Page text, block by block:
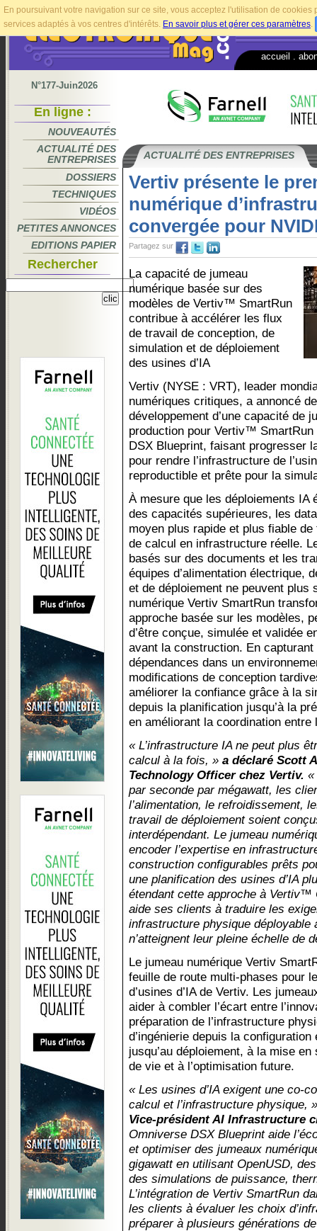
En poursuivant votre navigation sur ce site, vous acceptez l'utilisation de
services adaptés à vos centres d'intérêts. En savoir plus et gérer ces paramètres.
accueil
N°177-Juin2026
En ligne :
NOUVEAUTÉS
ACTUALITÉ DES
ENTREPRISES
DOSSIERS
TECHNIQUES
VIDÉOS
PETITES ANNONCES
EDITIONS PAPIER
Rechercher
ACTUALITÉ DES ENTREPRISES
Vertiv présente le
numérique
convergée pour
Partagez sur
La capacité de jumeau
numérique basée sur des
modèles de Vertiv™ SmartRun
contribue à accélérer les flux
de travail de conception, de
simulation et de déploiement
des usines d’IA
Vertiv (NYSE : VRT), leader
numériques critiques, a annoncé
développement d’une capacité de
production pour Vertiv™
DSX Blueprint, faisant progresser
pour rendre l’infrastructure de
reproductible et prête pour la
À mesure que les déploiements IA
des capacités supérieures, les
moyen plus rapide et plus fiable
de calcul en infrastructure réelle.
basés sur des documents et les
équipes d’alimentation électrique,
et de déploiement ne peuvent plus
numérique Vertiv SmartRun
approche basée sur les modèles,
d’être conçue, simulée et validée
avant la construction. En
dépendances dans un
modifications de conception
améliorer la confiance grâce à la
depuis la planification jusqu’à la
en améliorant la coordination entre
« L’infrastructure IA ne peut plus
calcul à la fois, » a déclaré Scott
Technology Officer chez Vertiv. «
par seconde par mégawatt, les
l’alimentation, le refroidissement,
travail de déploiement soient
interdépendant. Le jumeau
encoder l’expertise en
construction configurables prêts
une planification des usines d’IA
étendant cette approche à Vertiv™
aide ses clients à traduire les
infrastructure physique déployable
n’atteignent leur pleine échelle de
Le jumeau numérique Vertiv
feuille de route multi-phases pour
d’usines d’IA de Vertiv. Les
aider à combler l’écart entre
préparation de l’infrastructure
d’ingénierie depuis la
jusqu’au déploiement, à la mise
de vie et à l’optimisation future.
« Les usines d’IA exigent une co-
calcul et l’infrastructure physique,
Vice-président AI Infrastructure
Omniverse DSX Blueprint aide
et optimiser des jumeaux
gigawatt en utilisant OpenUSD,
des simulations de puissance,
L’intégration de Vertiv SmartRun
les clients à évaluer les choix
préparer à plusieurs générations